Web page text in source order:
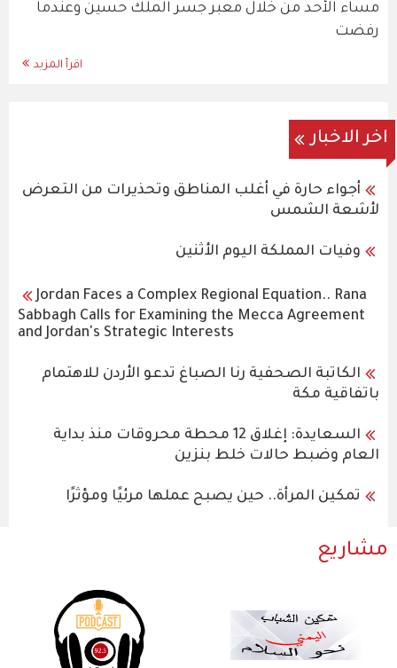
مساء الأحد من خلال معبر جسر الملك حسين وعندما
رفضت
اقرأ المزيد
اخر الاخبار
أجواء حارة في أغلب المناطق وتحذيرات من التعرض
لأشعة الشمس
وفيات المملكة اليوم الأثنين
Jordan Faces a Complex Regional Equation.. Rana
Sabbagh Calls for Examining the Mecca Agreement
and Jordan's Strategic Interests
الكاتبة الصحفية رنا الصباغ تدعو الأردن للاهتمام
باتفاقية مكة
السعايدة: إغلاق 12 محطة محروقات منذ بداية
العام وضبط حالات خلط بنزين
تمكين المرأة.. حين يصبح عملها مرئيًا ومؤثرًا
مشاريع